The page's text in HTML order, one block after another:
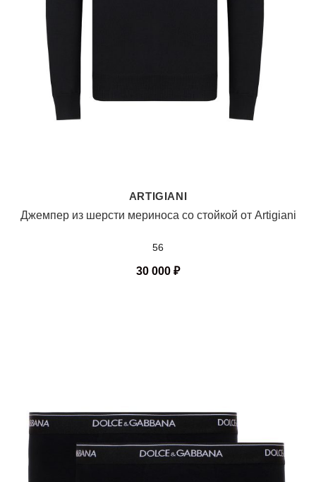
ARTIGIANI
Джемпер из шерсти мериноса со стойкой от Artigiani
56
30 000 ₽